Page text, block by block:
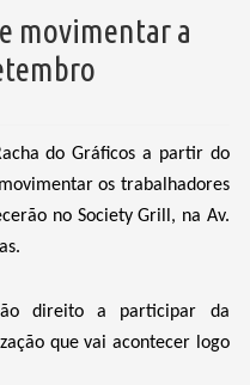
movimentar a
do Gráficos a partir do
os trabalhadores
no Society Grill, na Av.
direito a participar da
que vai acontecer logo